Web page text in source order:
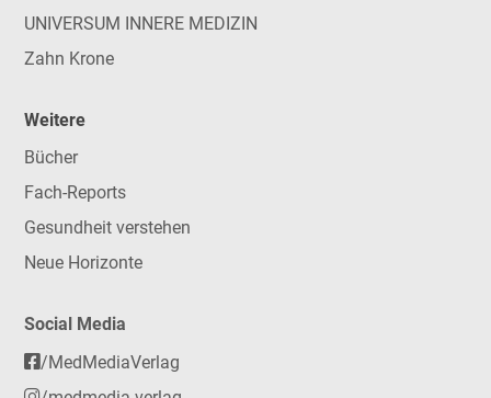
UNIVERSUM INNERE MEDIZIN
Zahn Krone
Weitere
Bücher
Fach-Reports
Gesundheit verstehen
Neue Horizonte
Social Media
/MedMediaVerlag